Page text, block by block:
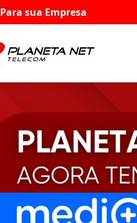
Para sua Empresa